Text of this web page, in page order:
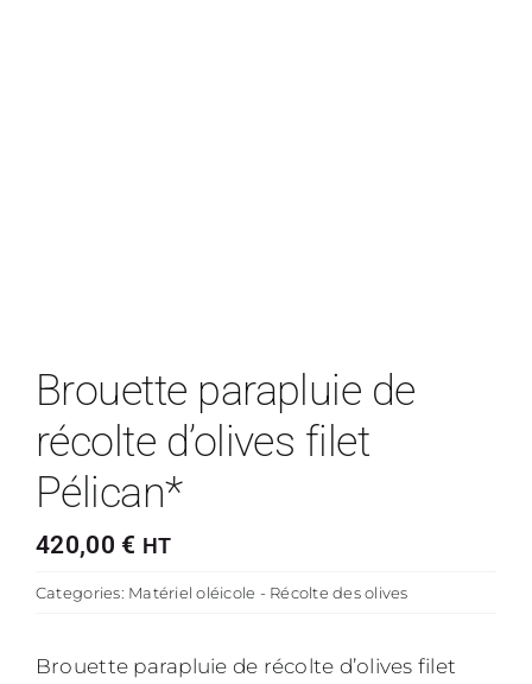
Brouette parapluie de
récolte d’olives filet
Pélican*
420,00 € HT
Categories: Matériel oléicole - Récolte des olives
Brouette parapluie de récolte d’olives filet